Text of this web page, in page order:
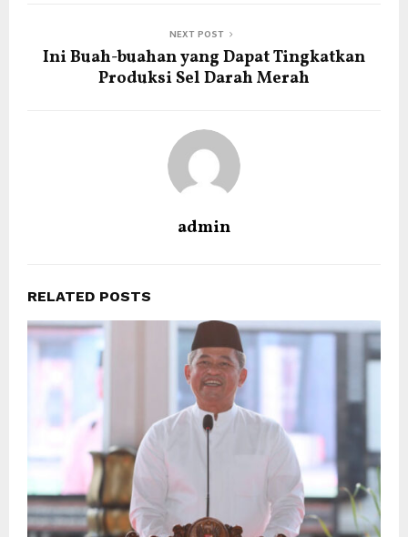
NEXT POST
Ini Buah-buahan yang Dapat Tingkatkan
Produksi Sel Darah Merah
admin
RELATED POSTS